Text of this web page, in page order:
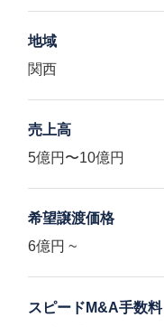
地域
関西
売上高
5億円〜10億円
希望譲渡価格
6億円 ~
スピードM&A手数料